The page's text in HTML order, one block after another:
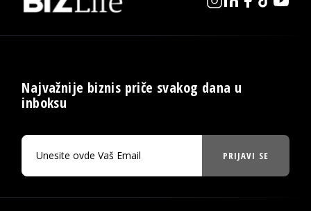
Najvažnije biznis priče svakog dana u
inboksu
PRIJAVI SE